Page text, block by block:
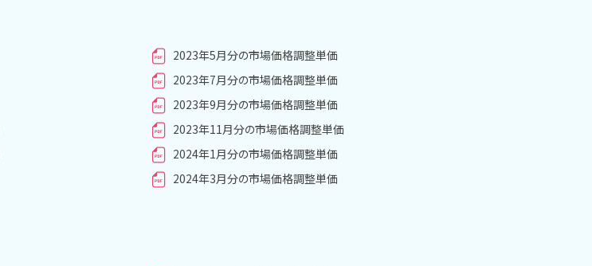
2023年5月分の市場価格調整単価
2023年7月分の市場価格調整単価
2023年9月分の市場価格調整単価
2023年11月分の市場価格調整単価
2024年1月分の市場価格調整単価
2024年3月分の市場価格調整単価